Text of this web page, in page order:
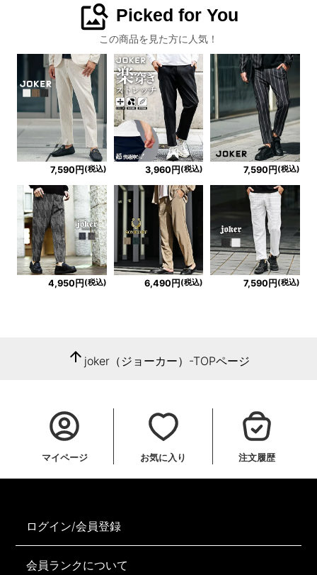
image_search Picked for You
この商品を見た方に人気！
7,590円 (税込) 3,960円 (税込) 7,590円 (税込)
4,950円 (税込) 6,490円 (税込) 7,590円 (税込)
arrow_upward joker（ジョーカー）-TOPページ
マイページ お気に入り 注文履歴
ログイン/会員登録
会員ランクについて